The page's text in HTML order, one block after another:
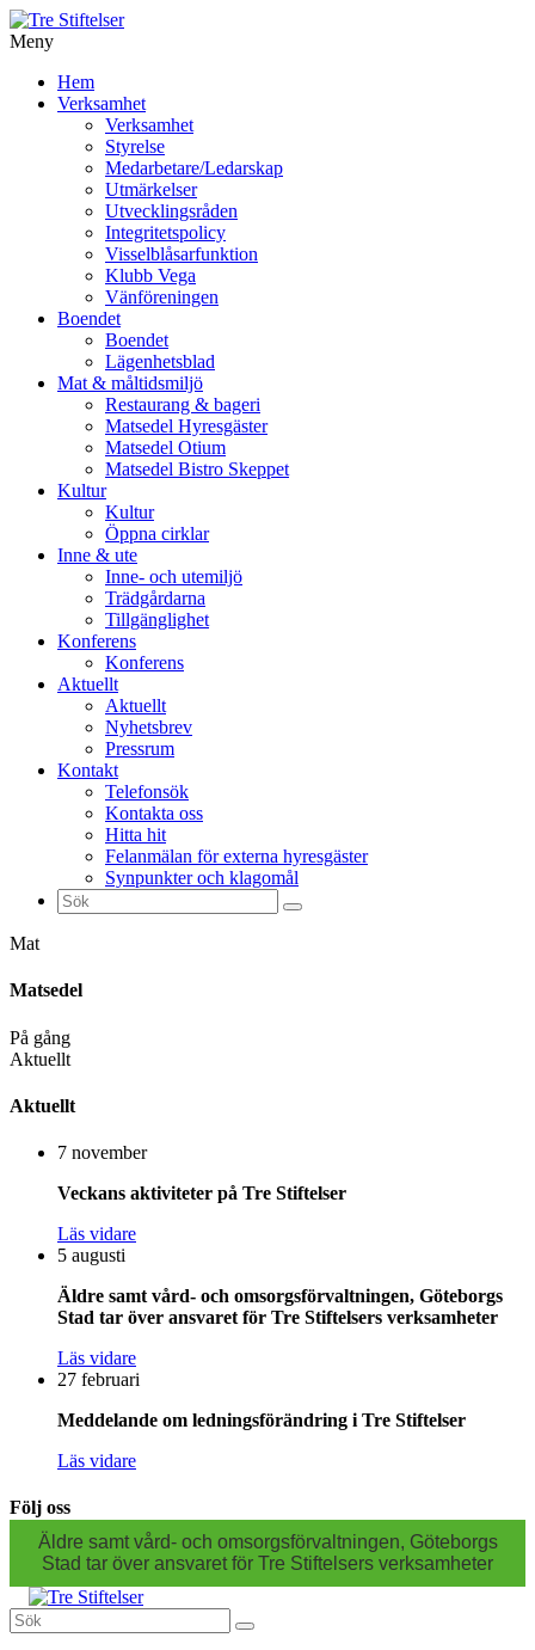
Meny
vidare
Hem
Verksamhet
Verksamhet
Styrelse
Medarbetare/Ledarskap
Utmärkelser
Utvecklingsråden
Integritetspolicy
Visselblåsarfunktion
Klubb Vega
Vänföreningen
Boendet
Boendet
Lägenhetsblad
Mat & måltidsmiljö
Restaurang & bageri
Matsedel Hyresgäster
Matsedel Otium
Matsedel Bistro Skeppet
Kultur
Kultur
Öppna cirklar
Inne & ute
Inne- och utemiljö
Trädgårdarna
Tillgänglighet
Konferens
Konferens
Aktuellt
Aktuellt
Nyhetsbrev
Pressrum
Kontakt
Telefonsök
Kontakta oss
Hitta hit
Felanmälan för externa hyresgäster
Synpunkter och klagomål
Sök
efter:
Mat
Matsedel
På gång
Aktuellt
Aktuellt
7 november
Veckans aktiviteter på Tre Stiftelser
Läs vidare
5 augusti
Äldre samt vård- och omsorgsförvaltningen, Göteborgs
Stad tar över ansvaret för Tre Stiftelsers verksamheter
Läs vidare
27 februari
Meddelande om ledningsförändring i Tre Stiftelser
Läs vidare
Följ oss
Äldre samt vård- och omsorgsförvaltningen, Göteborgs
Stad tar över ansvaret för Tre Stiftelsers verksamheter
Sök
efter: